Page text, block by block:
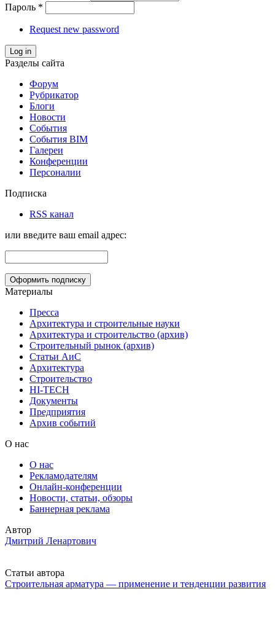
Пароль *
Request new password
Log in
Разделы сайта
Форум
Рубрикатор
Блоги
Новости
События
События BIM
Галереи
Конференции
Персоналии
Подписка
RSS канал
или введите ваш email адрес:
Материалы
Пресса
Архитектура и строительные науки
Архитектура и строительство (архив)
Строительный рынок (архив)
Статьи АиС
Архитектура
Строительство
HI-TECH
Документы
Предприятия
Архив событий
О нас
О нас
Рекламодателям
Онлайн-конференции
Новости, статьи, обзоры
Баннерная реклама
Автор
Дмитрий Ленартович
Статьи автора
Строительная арматура — применение и тенденции развития